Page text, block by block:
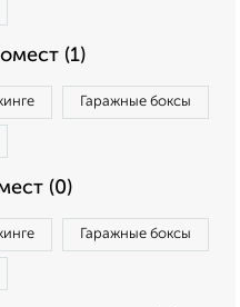
(1)
Гаражные боксы
(0)
Гаражные боксы